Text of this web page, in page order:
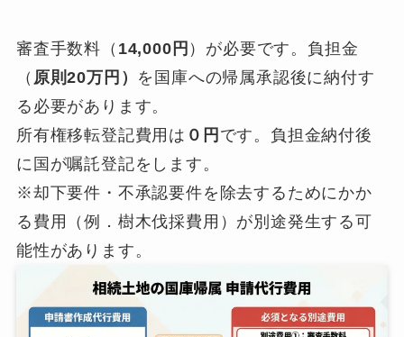
審査手数料（ 14,000円 ）が必要です。負担金
（ 原則20万円） を国庫への帰属承認後に納付す
る必要があります。
所有権移転登記費用は ０円 です。負担金納付後
に国が嘱託登記をします。
※却下要件・不承認要件を除去するためにかか
る費用（例．樹木伐採費用）が別途発生する可
能性があります。